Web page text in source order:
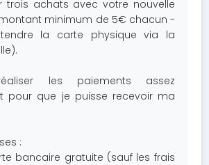
trois achats avec votre nouvelle
minimum de 5€ chacun -
la carte physique via la
les paiements assez
pour que je puisse recevoir ma
:
bancaire gratuite (sauf les frais